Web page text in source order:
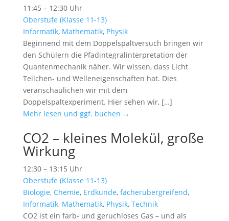
11:45 – 12:30 Uhr
Oberstufe (Klasse 11-13)
Informatik, Mathematik, Physik
Beginnend mit dem Doppelspaltversuch bringen wir
den Schülern die Pfadintegralinterpretation der
Quantenmechanik näher. Wir wissen, dass Licht
Teilchen- und Welleneigenschaften hat. Dies
veranschaulichen wir mit dem
Doppelspaltexperiment. Hier sehen wir, […]
Mehr lesen und ggf. buchen →
CO2 – kleines Molekül, große
Wirkung
12:30 – 13:15 Uhr
Oberstufe (Klasse 11-13)
Biologie, Chemie, Erdkunde, fächerübergreifend,
Informatik, Mathematik, Physik, Technik
CO2 ist ein farb- und geruchloses Gas – und als